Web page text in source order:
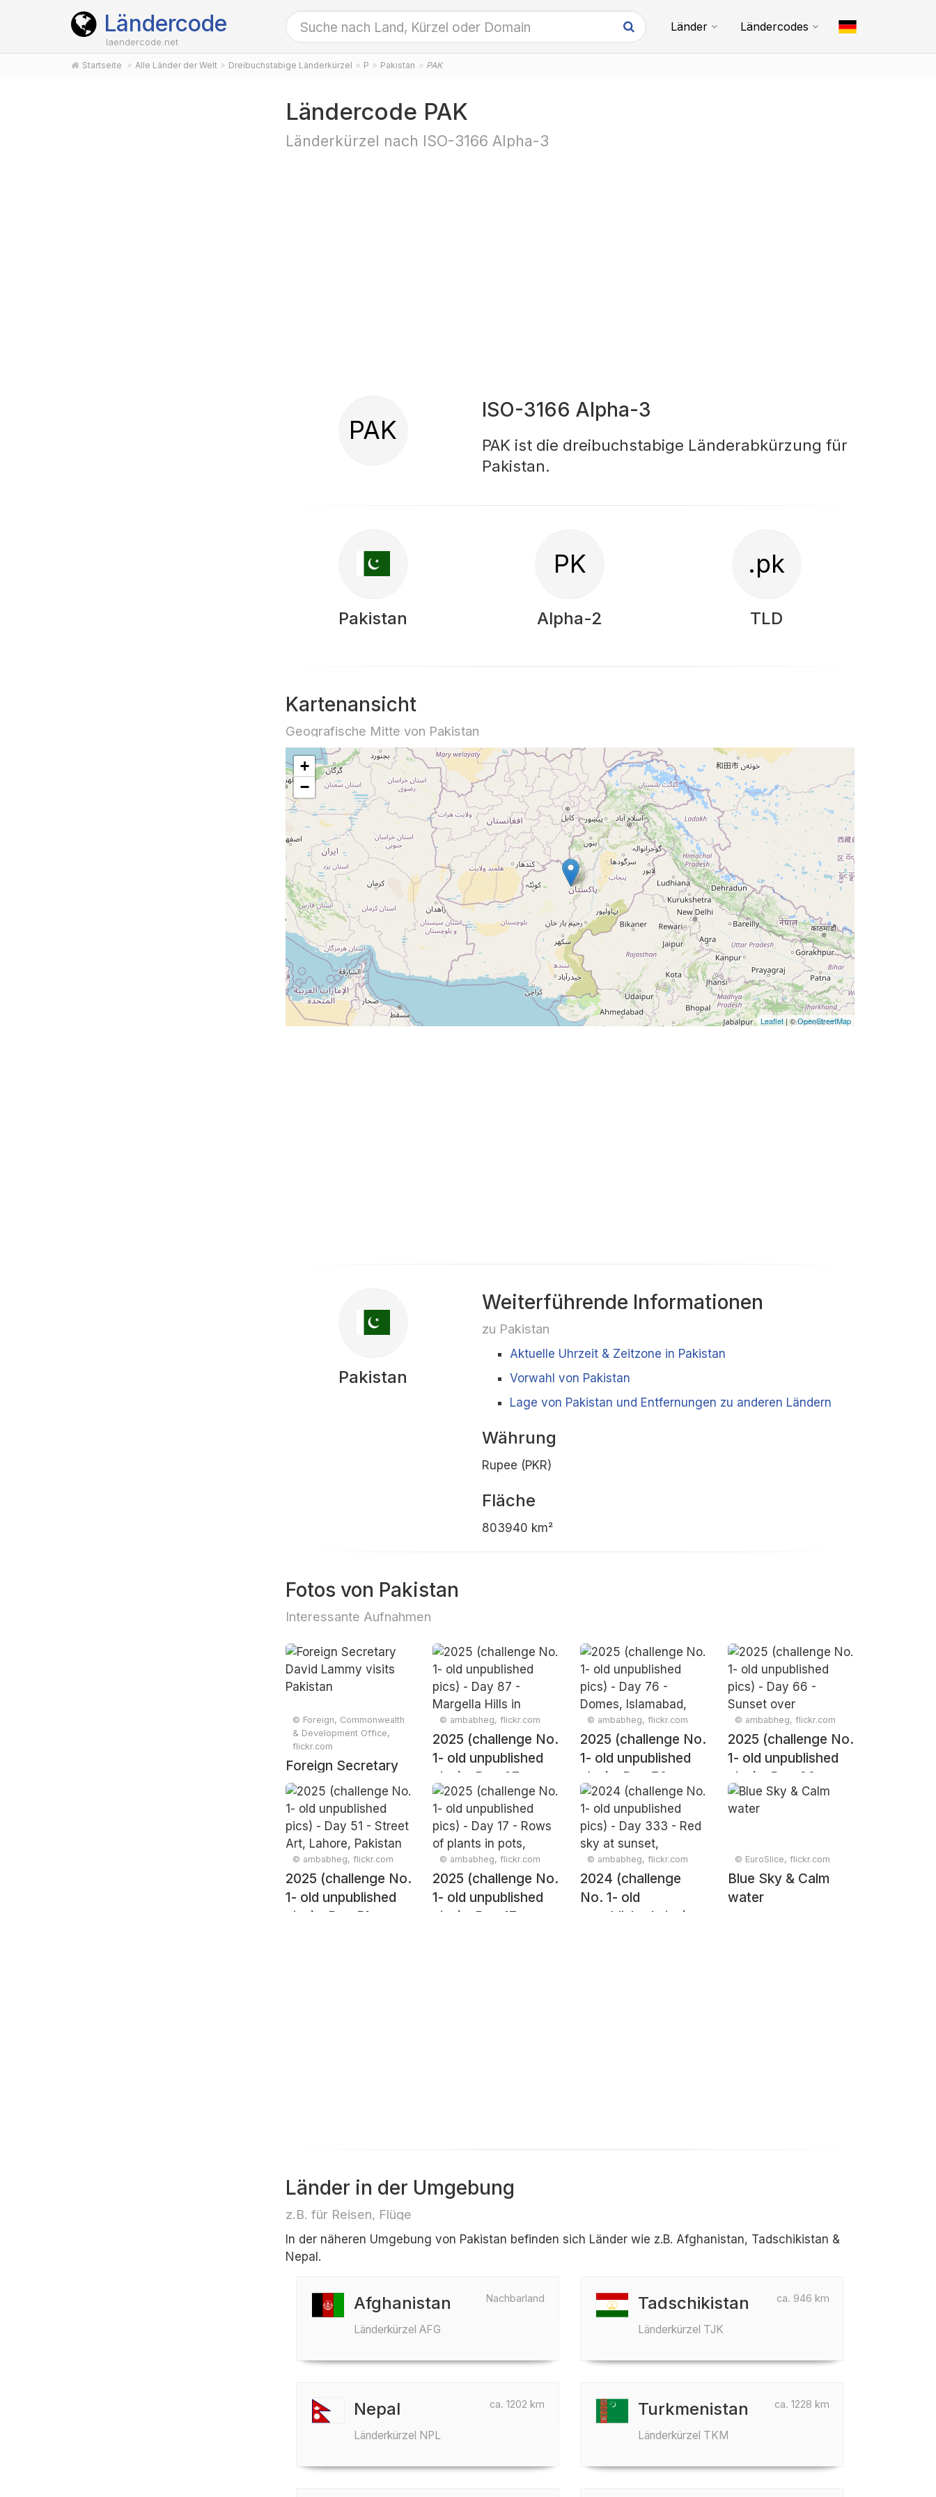
Ländercode
laendercode.net
Länder Ländercodes
Startseite Alle Länder der Welt Dreibuchstabige Länderkürzel P Pakistan PAK
Ländercode PAK
Länderkürzel nach ISO-3166 Alpha-3
PAK
ISO-3166 Alpha-3
PAK ist die dreibuchstabige Länderabkürzung für
Pakistan.
Pakistan
PK
Alpha-2
.pk
TLD
Kartenansicht
Geografische Mitte von Pakistan
+
−
Leaflet | ©OpenStreetMap
Pakistan
Weiterführende Informationen
zu Pakistan
Aktuelle Uhrzeit & Zeitzone in Pakistan
Vorwahl von Pakistan
Lage von Pakistan und Entfernungen zu anderen Ländern
Währung
Rupee (PKR)
Fläche
803940 km²
Fotos von Pakistan
Interessante Aufnahmen
© Foreign, Commonwealth
& Development Office,
flickr.com
Foreign Secretary
David Lammy visits
Pakistan
© ambabheg, flickr.com
2025 (challenge No.
1- old unpublished
pics) - Day 87 -
Margella Hills in
monsoon season,
Islamabad, Pakistan
2018
© ambabheg, flickr.com
2025 (challenge No.
1- old unpublished
pics) - Day 76 -
Domes, Islamabad,
Pakistan 2016
© ambabheg, flickr.com
2025 (challenge No.
1- old unpublished
pics) - Day 66 -
Sunset over
Islamabad, Pakistan
© ambabheg, flickr.com
2025 (challenge No.
1- old unpublished
pics) - Day 51 -
© ambabheg, flickr.com
2025 (challenge No.
1- old unpublished
pics) - Day 17 -
© ambabheg, flickr.com
2024 (challenge
No. 1- old
unpublished pics) -
© EuroSlice, flickr.com
Blue Sky & Calm
water
Länder in der Umgebung
z.B. für Reisen, Flüge
In der näheren Umgebung von Pakistan befinden sich Länder wie z.B. Afghanistan, Tadschikistan &
Nepal.
Nachbarland
Afghanistan
Länderkürzel AFG
ca. 946 km
Tadschikistan
Länderkürzel TJK
ca. 1202 km
Nepal
Länderkürzel NPL
ca. 1228 km
Turkmenistan
Länderkürzel TKM